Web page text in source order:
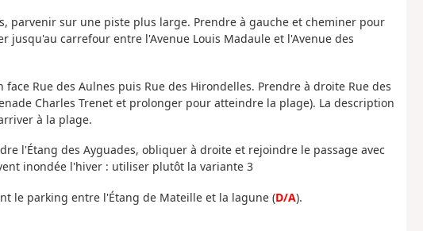
parvenir sur une piste plus large. Prendre à gauche et cheminer pour
jusqu'au carrefour entre l'Avenue Louis Madaule et l'Avenue des
Rue des Aulnes puis Rue des Hirondelles. Prendre à droite Rue des
Charles Trenet et prolonger pour atteindre la plage). La description
à la plage.
l'Étang des Ayguades, obliquer à droite et rejoindre le passage avec
inondée l'hiver : utiliser plutôt la variante 3
le parking entre l'Étang de Mateille et la lagune (D/A).